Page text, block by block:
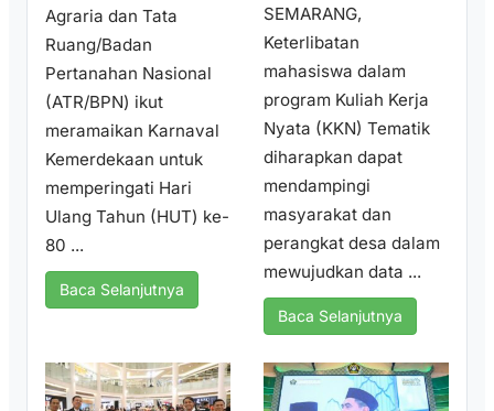
Agraria dan Tata
Ruang/Badan
Pertanahan Nasional
(ATR/BPN) ikut
meramaikan Karnaval
Kemerdekaan untuk
memperingati Hari
Ulang Tahun (HUT) ke-
80 ...
Baca Selanjutnya
SEMARANG,
Keterlibatan
mahasiswa dalam
program Kuliah Kerja
Nyata (KKN) Tematik
diharapkan dapat
mendampingi
masyarakat dan
perangkat desa dalam
mewujudkan data ...
Baca Selanjutnya